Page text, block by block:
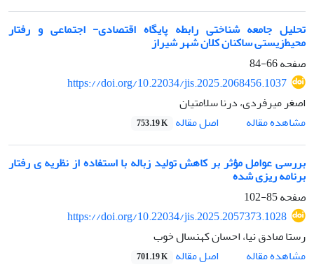
تحلیل جامعه­ شناختی رابطه پایگاه اقتصادی- اجتماعی و رفتار
محیط‌زیستی ساکنان کلان شهر شیراز
صفحه66-84
https://doi.org/10.22034/jis.2025.2068456.1037
اصغر میرفردی، درنا سلامتیان
مشاهده مقاله
اصل مقاله 753.19 K
بررسی عوامل مؤثر بر کاهش تولید زباله با استفاده از نظریه­ ی رفتار
برنامه ریزی شده
صفحه85-102
https://doi.org/10.22034/jis.2025.2057373.1028
رستا صادق نیا، احسان کهنسال خوب
مشاهده مقاله
اصل مقاله 701.19 K